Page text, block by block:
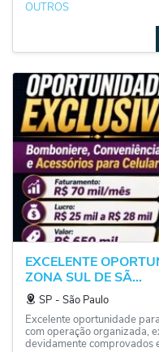
OUTROS
EXCELENTE
ZONA SUL DE SÃ...
SP ‐ São Paulo
Excelente oportunidade
com operação organizada,
devidamente comprovados